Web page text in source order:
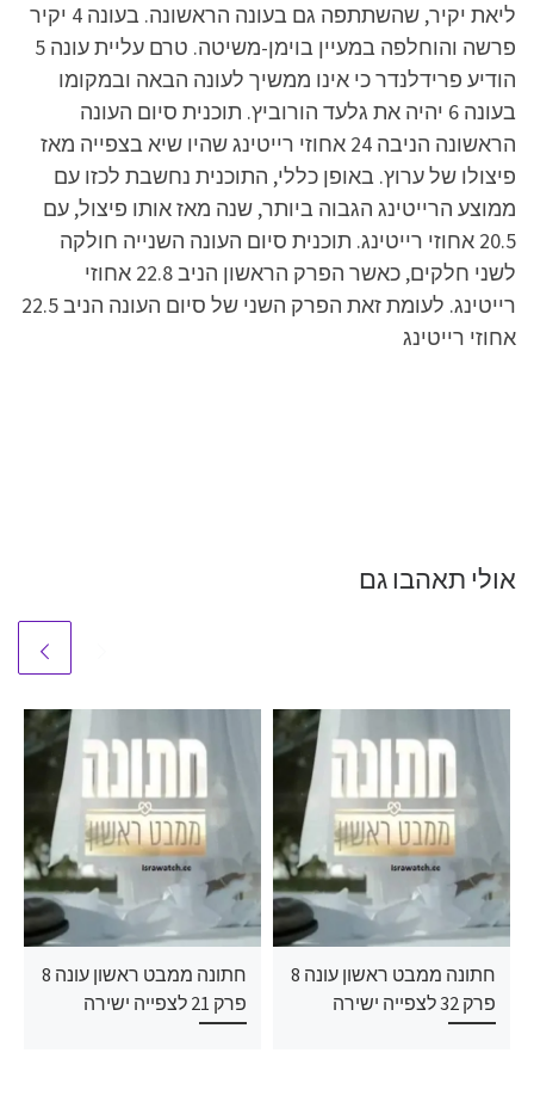
ליאת יקיר, שהשתתפה גם בעונה הראשונה. בעונה 4 יקיר
פרשה והוחלפה במעיין בוימן-משיטה. טרם עליית עונה 5
הודיע פרידלנדר כי אינו ממשיך לעונה הבאה ובמקומו
בעונה 6 יהיה את גלעד הורוביץ. תוכנית סיום העונה
הראשונה הניבה 24 אחוזי רייטינג שהיו שיא בצפייה מאז
פיצולו של ערוץ. באופן כללי, התוכנית נחשבת לכזו עם
ממוצע הרייטינג הגבוה ביותר, שנה מאז אותו פיצול, עם
20.5 אחוזי רייטינג. תוכנית סיום העונה השנייה חולקה
לשני חלקים, כאשר הפרק הראשון הניב 22.8 אחוזי
רייטינג. לעומת זאת הפרק השני של סיום העונה הניב 22.5
אחוזי רייטינג
אולי תאהבו גם
חתונה ממבט ראשון עונה 8
פרק 21 לצפייה ישירה
חתונה ממבט ראשון עונה 8
פרק 32 לצפייה ישירה